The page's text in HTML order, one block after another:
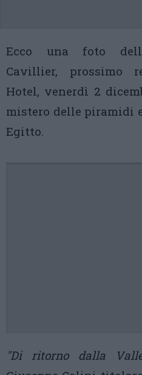
Ecco una foto
Cavillier, prossimo
Hotel, venerdì 2
mistero delle piramidi
Egitto.
"Di ritorno dalla